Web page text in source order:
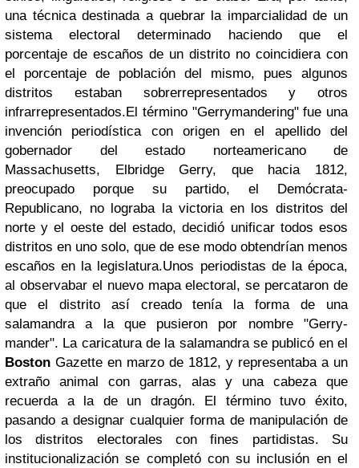
una técnica destinada a quebrar la imparcialidad de un
sistema electoral determinado haciendo que el
porcentaje de escaños de un distrito no coincidiera con
el porcentaje de población del mismo, pues algunos
distritos estaban sobrerrepresentados y otros
infrarrepresentados. El término "Gerrymandering" fue una
invención periodística con origen en el apellido del
gobernador del estado norteamericano de
Massachusetts, Elbridge Gerry, que hacia 1812,
preocupado porque su partido, el Demócrata-
Republicano, no lograba la victoria en los distritos del
norte y el oeste del estado, decidió unificar todos esos
distritos en uno solo, que de ese modo obtendrían menos
escaños en la legislatura.Unos periodistas de la época,
al observabar el nuevo mapa electoral, se percataron de
que el distrito así creado tenía la forma de una
salamandra a la que pusieron por nombre "Gerry-
mander". La caricatura de la salamandra se publicó en el
Boston Gazette en marzo de 1812, y representaba a un
extraño animal con garras, alas y una cabeza que
recuerda a la de un dragón. El término tuvo éxito,
pasando a designar cualquier forma de manipulación de
los distritos electorales con fines partidistas. Su
institucionalización se completó con su inclusión en el